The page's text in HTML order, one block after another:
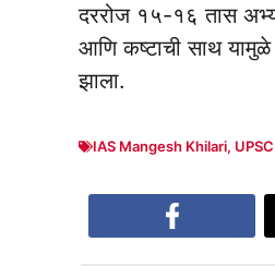
दररोज १५-१६ तास
आणि कष्टाची साथ यामुळे
झाला.
IAS Mangesh Khilari,